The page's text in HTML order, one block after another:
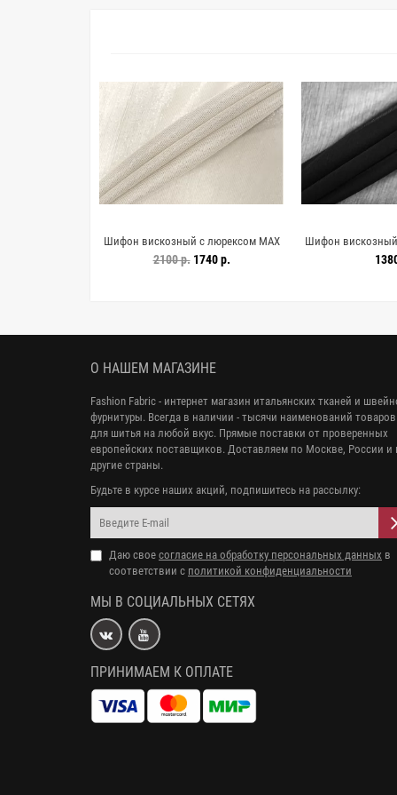
Шифон вискозный с люрексом MAX
MARA Молочный MM H22/3 I10
2100 р.1740 р.
Шифон
H22/3
О НАШЕМ МАГАЗИНЕ
Fashion Fabric - интернет магазин итальянских тканей и
фурнитуры. Всегда в наличии - тысячи наименований товаров
для шитья на любой вкус. Прямые поставки от проверенных
европейских поставщиков. Доставляем по Москве, России и
другие страны.
Будьте в курсе наших акций, подпишитесь на рассылку:
Даю свое согласие на обработку персональных данных в
соответствии с политикой конфиденциальности
МЫ В СОЦИАЛЬНЫХ СЕТЯХ
ПРИНИМАЕМ К ОПЛАТЕ